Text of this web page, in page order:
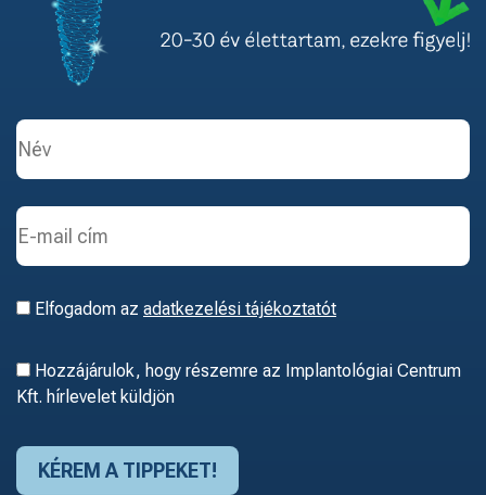
Elfogadom az adatkezelési tájékoztatót
Hozzájárulok, hogy részemre az Implantológiai Centrum
Kft. hírlevelet küldjön